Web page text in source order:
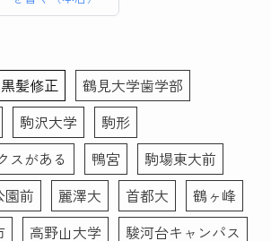
素敵な写真を作成いただ
した。
たの
女性が
らすぐ
イク
ても大
(私は
インを
で落と
セット
ところまで丁寧に手作業で
した。写真を選ぶ際や表情
などのアドバイスもあった
ので初めての方にもおすす
めです。データも複数背景
のもの、修正あり・なしの
もの、シールでいただける
ので助かりました。この度
はありがとうございまし
た！！
とがなく、スーツ姿になる事も滅多に
メイクさんとカメラマンさんお二方は
、素敵な写真を撮りましょうと寄り添
なく、けれどどう写り込むかを計算し
プです。せっかくキチンと撮影しても
人が手を入れるより、プロにやっても
が高い写真が出来るかもと思いお願い
でした。
整してもらえます。カメラマンさんと
黒髪修正
鶴見大学歯学部
駒沢大学
駒形
スがある
鴨宮
駒場東大前
園前 麗澤大 首都大
鶴ヶ峰
高野山大学
駿河台キャンパス